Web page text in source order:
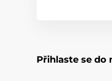
Přihlaste se do